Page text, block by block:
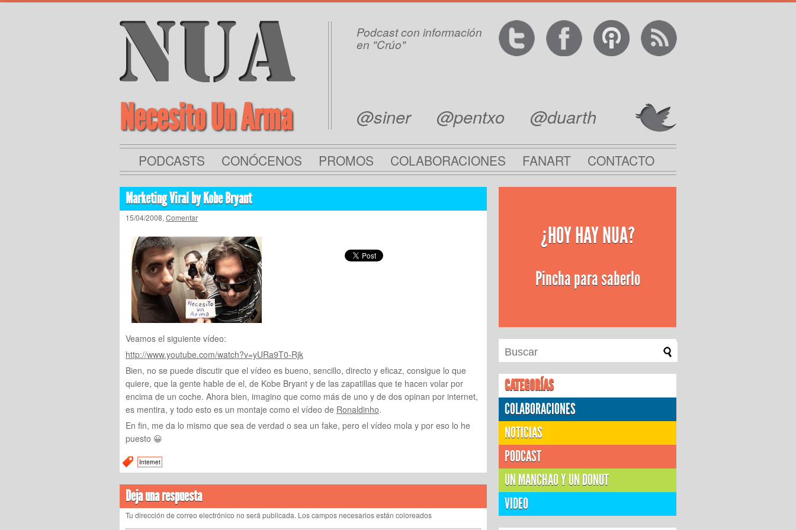
Necesito Un Arma
Podcast con información
en "Crúo"
@siner @pentxo @duarth
PODCASTS CONÓCENOS PROMOS COLABORACIONES FANART CONTACTO
Marketing Viral by Kobe Bryant
15/04/2008, Comentar
Veamos el siguiente vídeo:
http://www.youtube.com/watch?v=yURa9T0-Rjk
Bien, no se puede discutir que el vídeo es bueno, sencillo, directo y eficaz, consigue lo que
quiere, que la gente hable de el, de Kobe Bryant y de las zapatillas que te hacen volar por
encima de un coche. Ahora bien, imagino que como más de uno y de dos opinan por internet,
es mentira, y todo esto es un montaje como el vídeo de Ronaldinho.
En fin, me da lo mismo que sea de verdad o sea un fake, pero el vídeo mola y por eso lo he
puesto 😀
Internet
Deja una respuesta
Tu dirección de correo electrónico no será publicada. Los campos necesarios están coloreados
¿HOY HAY NUA?
Pincha para saberlo
CATEGORÍAS
COLABORACIONES
NOTICIAS
PODCAST
UN MANCHAO Y UN DONUT
VIDEO